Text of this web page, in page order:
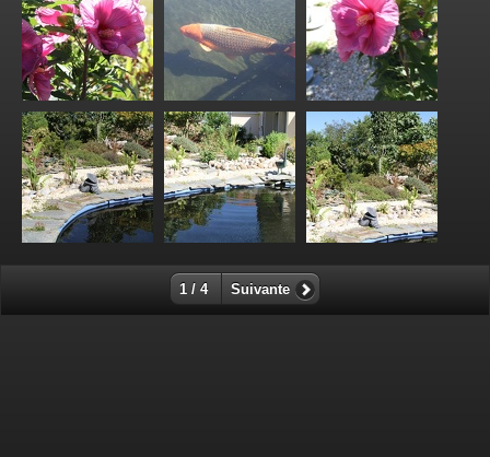
1 / 4 Suivante